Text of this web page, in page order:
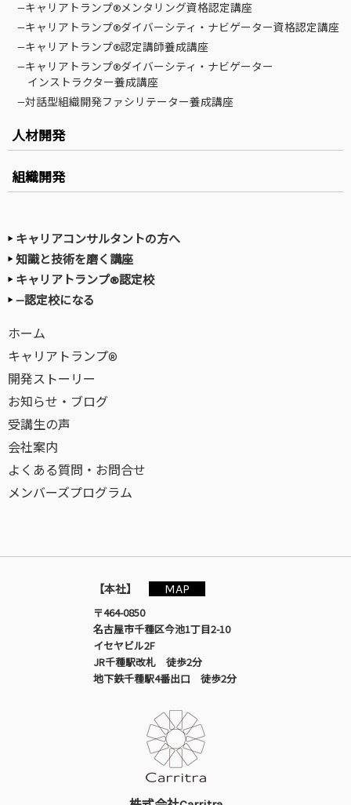
—キャリアトランプ®メンタリング資格認定講座
—キャリアトランプ®ダイバーシティ・ナビゲーター資格認定講座
—キャリアトランプ®認定講師養成講座
—キャリアトランプ®ダイバーシティ・ナビゲーター
インストラクター養成講座
—対話型組織開発ファシリテーター養成講座
人材開発
組織開発
キャリアコンサルタントの方へ
知識と技術を磨く講座
キャリアトランプ®認定校
—認定校になる
ホーム
キャリアトランプ®
開発ストーリー
お知らせ・ブログ
受講生の声
会社案内
よくある質問・お問合せ
メンバーズプログラム
【本社】
MAP
〒464-0850
名古屋市千種区今池1丁目2-10
イセヤビル2F
JR千種駅改札 徒歩2分
地下鉄千種駅4番出口 徒歩2分